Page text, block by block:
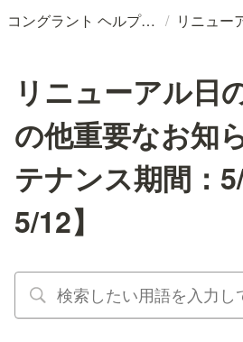
コングラント ヘルプサイト /
リニューアル日
の他重要なお知
テナンス期間：
5/12】